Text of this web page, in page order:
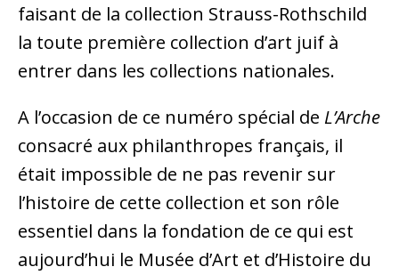
faisant de la collection Strauss-Rothschild
la toute première collection d’art juif à
entrer dans les collections nationales.
A l’occasion de ce numéro spécial de L’Arche
consacré aux philanthropes français, il
était impossible de ne pas revenir sur
l’histoire de cette collection et son rôle
essentiel dans la fondation de ce qui est
aujourd’hui le Musée d’Art et d’Histoire du